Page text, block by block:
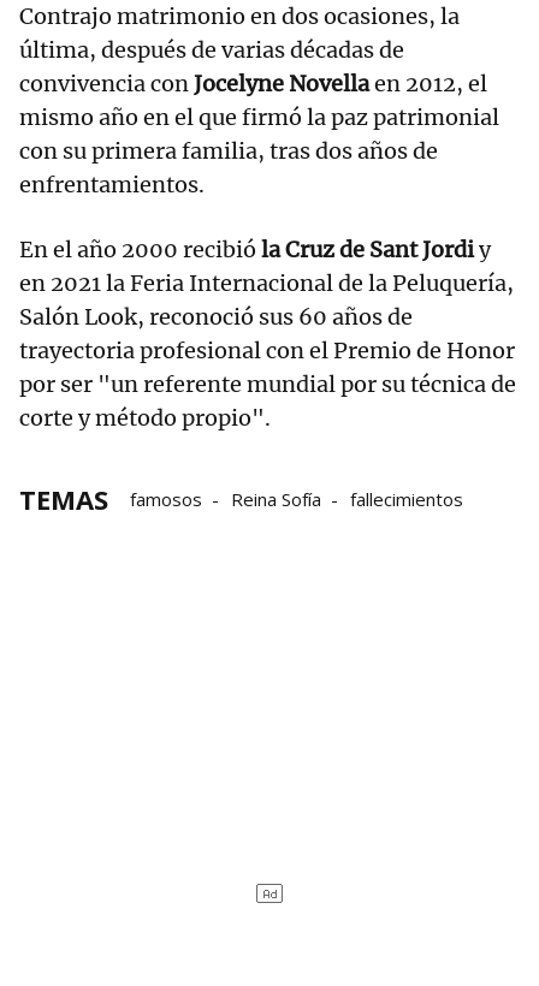
Contrajo matrimonio en dos ocasiones, la
última, después de varias décadas de
convivencia conJocelyne Novellaen 2012, el
mismo año en el que firmó la paz patrimonial
con su primera familia, tras dos años de
enfrentamientos.
En el año 2000 recibió la Cruz de Sant Jordiy
en 2021 la Feria Internacional de la Peluquería,
Salón Look, reconoció sus 60 años de
trayectoria profesional con el Premio de Honor
por ser "un referente mundial por su técnica de
corte y método propio".
TEMAS famosos Reina Sofía fallecimientos